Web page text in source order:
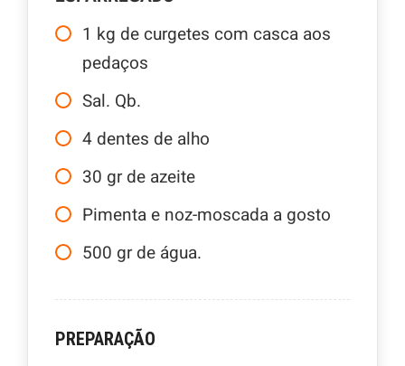
1 kg de curgetes com casca aos
pedaços
Sal. Qb.
4 dentes de alho
30 gr de azeite
Pimenta e noz-moscada a gosto
500 gr de água.
PREPARAÇÃO